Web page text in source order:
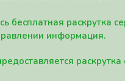
бесплатная раскрутка
информация.